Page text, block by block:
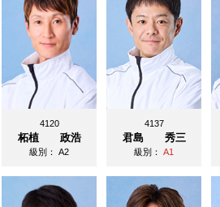
4120
柘植 政浩
級別：A2
4137
君島 秀三
級別：A1